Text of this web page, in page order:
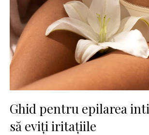
Ghid pentru epilarea
să eviți iritațiile